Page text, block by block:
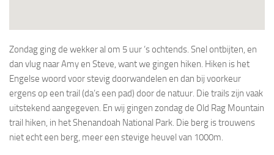
Zondag ging de wekker al om 5 uur ‘s ochtends. Snel ontbijten, en
dan vlug naar Amy en Steve, want we gingen hiken. Hiken is het
Engelse woord voor stevig doorwandelen en dan bij voorkeur
ergens op een trail (da’s een pad) door de natuur. Die trails zijn vaak
uitstekend aangegeven. En wij gingen zondag de Old Rag Mountain
trail hiken, in het Shenandoah National Park. Die berg is trouwens
niet echt een berg, meer een stevige heuvel van 1000m.